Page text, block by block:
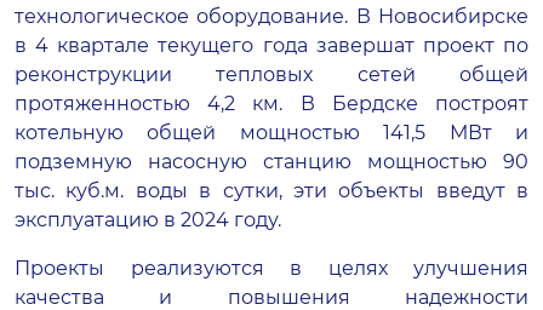
технологическое оборудование. В Новосибирске
в 4 квартале текущего года завершат проект по
реконструкции тепловых сетей общей
протяженностью 4,2 км. В Бердске построят
котельную общей мощностью 141,5 МВт и
подземную насосную станцию мощностью 90
тыс. куб.м. воды в сутки, эти объекты введут в
эксплуатацию в 2024 году.
Проекты реализуются в целях улучшения
качества и повышения надежности